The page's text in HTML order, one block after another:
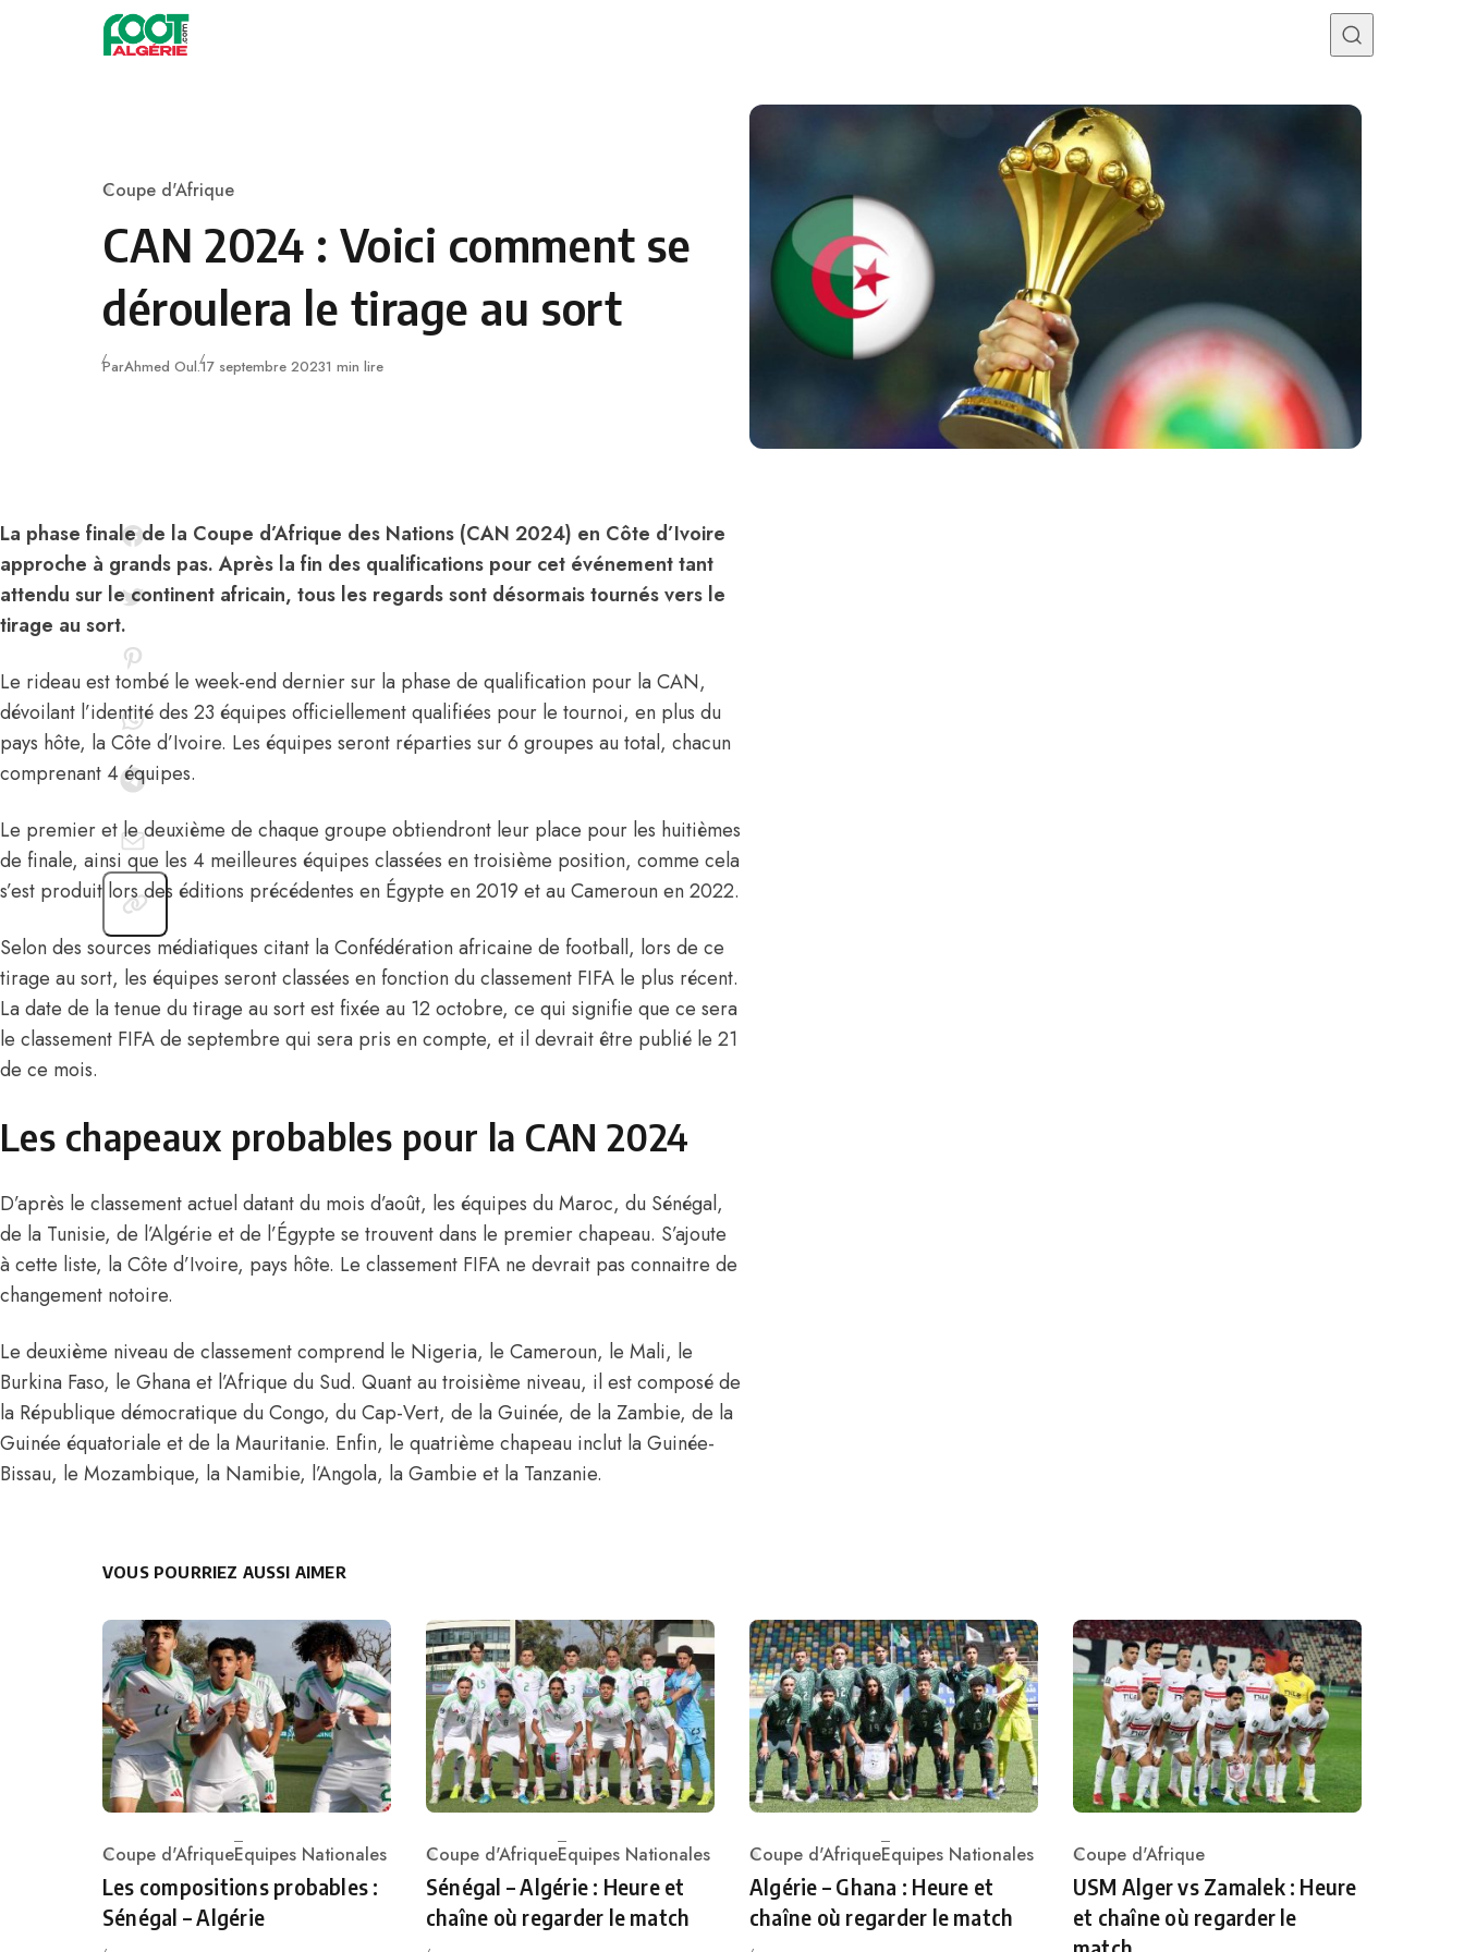
Skip to content
Category
Coupe d'Afrique
CAN 2024 : Voici comment se
déroulera le tirage au sort
ParAhmed Oul.Publié
17 septembre 20231 min lire
La phase finale de la Coupe d’Afrique des Nations (CAN 2024) en Côte d’Ivoire
approche à grands pas. Après la fin des qualifications pour cet événement tant
attendu sur le continent africain, tous les regards sont désormais tournés vers le
tirage au sort.
Le rideau est tombé le week-end dernier sur la phase de qualification pour la CAN,
dévoilant l’identité des 23 équipes officiellement qualifiées pour le tournoi, en plus du
pays hôte, la Côte d’Ivoire. Les équipes seront réparties sur 6 groupes au total, chacun
comprenant 4 équipes.
Le premier et le deuxième de chaque groupe obtiendront leur place pour les huitièmes
de finale, ainsi que les 4 meilleures équipes classées en troisième position, comme cela
s’est produit lors des éditions précédentes en Égypte en 2019 et au Cameroun en 2022.
Selon des sources médiatiques citant la Confédération africaine de football, lors de ce
tirage au sort, les équipes seront classées en fonction du classement FIFA le plus récent.
La date de la tenue du tirage au sort est fixée au 12 octobre, ce qui signifie que ce sera
le classement FIFA de septembre qui sera pris en compte, et il devrait être publié le 21
de ce mois.
Les chapeaux probables pour la CAN 2024
D’après le classement actuel datant du mois d’août, les équipes du Maroc, du Sénégal,
de la Tunisie, de l’Algérie et de l’Égypte se trouvent dans le premier chapeau. S’ajoute
à cette liste, la Côte d’Ivoire, pays hôte. Le classement FIFA ne devrait pas connaitre de
changement notoire.
Le deuxième niveau de classement comprend le Nigeria, le Cameroun, le Mali, le
Burkina Faso, le Ghana et l’Afrique du Sud. Quant au troisième niveau, il est composé de
la République démocratique du Congo, du Cap-Vert, de la Guinée, de la Zambie, de la
Guinée équatoriale et de la Mauritanie. Enfin, le quatrième chapeau inclut la Guinée-
Bissau, le Mozambique, la Namibie, l’Angola, la Gambie et la Tanzanie.
VOUS POURRIEZ AUSSI AIMER
Category
Coupe d'AfriqueEquipes Nationales
Les compositions probables :
Sénégal – Algérie
Category
Coupe d'AfriqueEquipes Nationales
Sénégal – Algérie : Heure et
chaîne où regarder le match
Category
Coupe d'AfriqueEquipes Nationales
Algérie – Ghana : Heure et
chaîne où regarder le match
Category
Coupe d'Afrique
USM Alger vs Zamalek : Heure
et chaîne où regarder le